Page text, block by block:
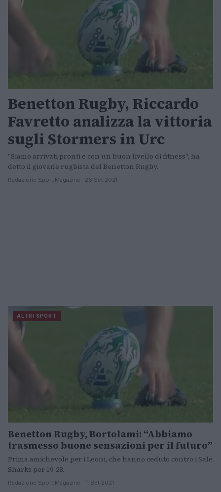
Benetton Rugby, Riccardo
Favretto analizza la vittoria
sugli Stormers in Urc
"Siamo arrivati pronti e con un buon livello di fitness", ha
detto il giovane rugbista del Benetton Rugby.
Redazione Sport Magazine · 26 Set 2021
ALTRI SPORT
Benetton Rugby, Bortolami: “Abbiamo
trasmesso buone sensazioni per il futuro”
Prima amichevole per i Leoni, che hanno ceduto contro i Sale
Sharks per 19-28.
Redazione Sport Magazine · 11 Set 2021